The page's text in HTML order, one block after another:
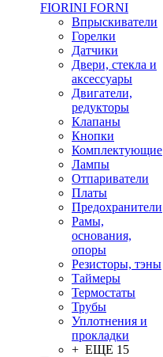
FIORINI FORNI
Впрыскиватели
Горелки
Датчики
Двери, стекла и
аксессуары
Двигатели,
редукторы
Клапаны
Кнопки
Комплектующие
Лампы
Отпариватели
Платы
Предохранители
Рамы,
основания,
опоры
Резисторы, тэны
Таймеры
Термостаты
Трубы
Уплотнения и
прокладки
+ ЕЩЕ 15